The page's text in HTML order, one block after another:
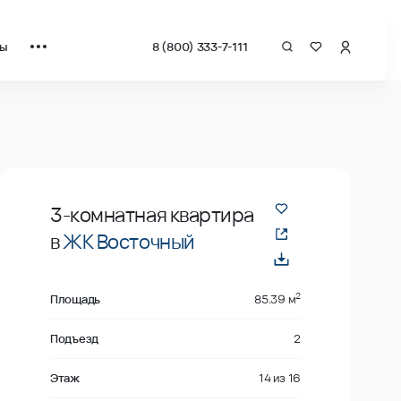
8 (800) 333-7-111
3-комнатная квартира
вЖК Восточный
Площадь 85.39 м2
Подъезд 2
Этаж 14из 16